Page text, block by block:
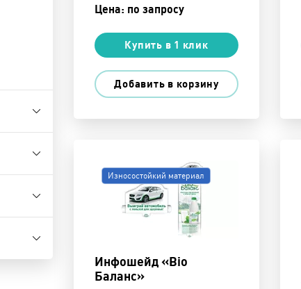
Цена: по запросу
Купить в 1 клик
Добавить в корзину
Инфошейд «Bio
Баланс»
Износостойкий материал
Скрыть
Скрыть
Скрыть
Скрыть